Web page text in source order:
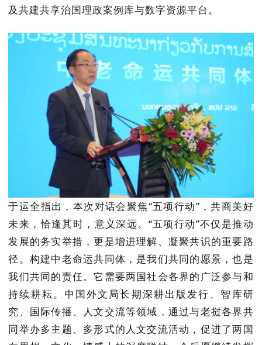
及共建共享治国理政案例库与数字资源平台。
于运全指出，本次对话会聚焦“五项行动”，共商美好
未来，恰逢其时，意义深远。“五项行动”不仅是推动
发展的务实举措，更是增进理解、凝聚共识的重要路
径。构建中老命运共同体，是我们共同的愿景，也是
我们共同的责任。它需要两国社会各界的广泛参与和
持续耕耘。中国外文局长期深耕出版发行、智库研
究、国际传播、人文交流等领域，通过与老挝各界共
同举办多主题、多形式的人文交流活动，促进了两国